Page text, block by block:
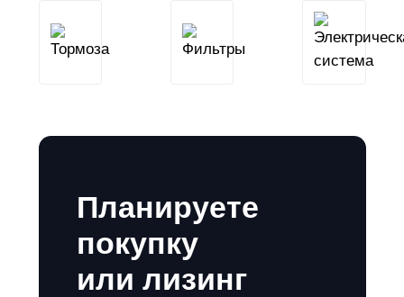
Тормоза Фильтры
Планируете
покупку
или лизинг